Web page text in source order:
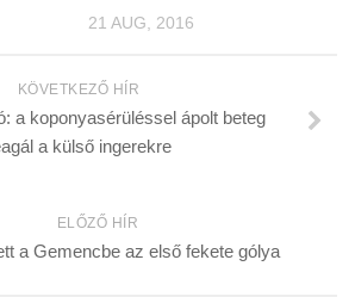
21 AUG, 2016
KÖVETKEZŐ HÍR
a koponyasérüléssel ápolt beteg
a külső ingerekre
ELŐZŐ HÍR
a Gemencbe az első fekete gólya